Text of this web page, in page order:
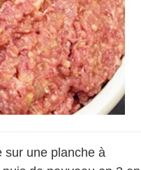
sur une planche à